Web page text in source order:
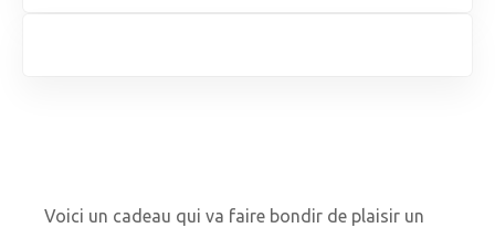
Voici un cadeau qui va faire bondir de plaisir un